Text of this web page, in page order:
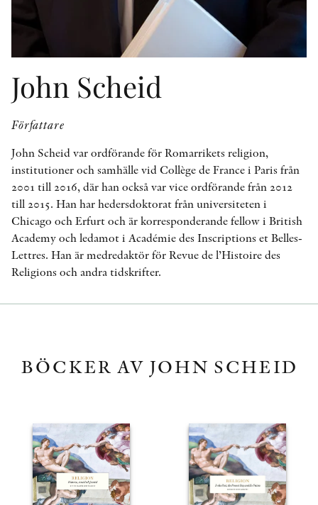
John Scheid
Författare
John Scheid var ordförande för Romarrikets religion,
institutioner och samhälle vid Collège de France i Paris från
2001 till 2016, där han också var vice ordförande från 2012
till 2015. Han har hedersdoktorat från universiteten i
Chicago och Erfurt och är korresponderande fellow i British
Academy och ledamot i Académie des Inscriptions et Belles-
Lettres. Han är medredaktör för Revue de l’Histoire des
Religions och andra tidskrifter.
BÖCKER AV JOHN SCHEID